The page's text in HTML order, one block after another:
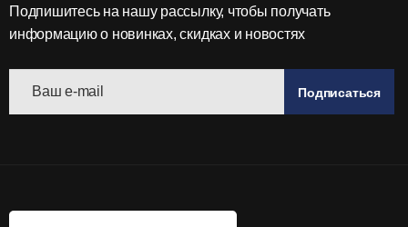
Подпишитесь на нашу рассылку, чтобы получать
информацию о новинках, скидках и новостях
Подписаться